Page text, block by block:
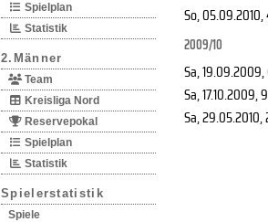
Spielplan
Statistik
2.Männer
Team
Kreisliga Nord
Reservepokal
Spielplan
Statistik
Spielerstatistik
Spiele
So, 05.09.2010,
2009/10
Sa, 19.09.2009,
Sa, 17.10.2009,
Sa, 29.05.2010,